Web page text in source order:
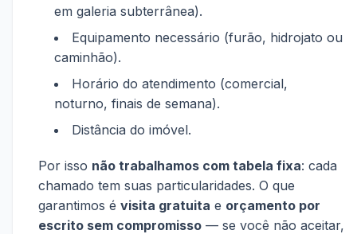
em galeria subterrânea).
Equipamento necessário (furão, hidrojato ou
caminhão).
Horário do atendimento (comercial,
noturno, finais de semana).
Distância do imóvel.
Por isso não trabalhamos com tabela fixa: cada
chamado tem suas particularidades. O que
garantimos é visita gratuita e orçamento por
escrito sem compromisso — se você não aceitar,